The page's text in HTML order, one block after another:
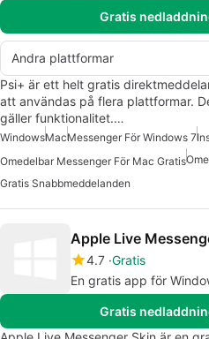
Gratis
Andra plattformar
Psi+ är ett helt gratis
att användas på flera plattformar.
gäller funktionalitet.…
WindowsMacMessenger För Windows 7
Omedelbar Messenger För Mac Gratis
Gratis Snabbmeddelanden
Apple Live
4.7 Gratis
En gratis app för
Gratis